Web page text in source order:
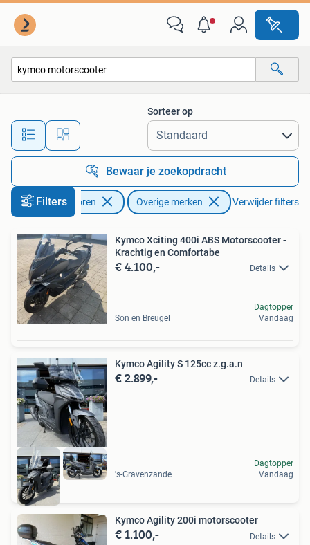
Alle afstanden…
Sorteer op
Bewaar je zoekopdracht
FiltersMotoren Overige merken Verwijder filters
Kymco Xciting 400i ABS Motorscooter -
Krachtig en Comfortabe
€ 4.100,- Details
Son en Breugel
Dagtopper
Vandaag
Kymco Agility S 125cc z.g.a.n
€ 2.899,- Details
's-Gravenzande
Dagtopper
Vandaag
Kymco Agility 200i motorscooter
€ 1.100,- Details